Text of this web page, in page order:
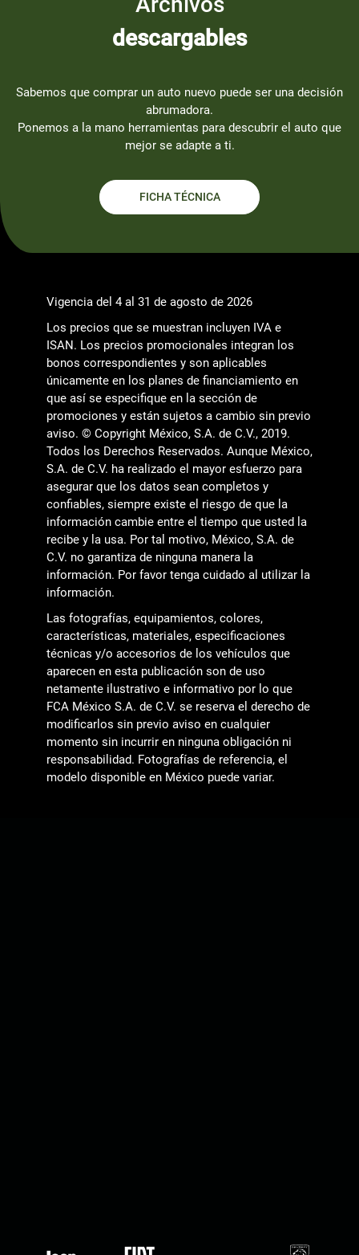
descargables
Sabemos que comprar un auto nuevo puede ser una decisión
abrumadora.
Ponemos a la mano herramientas para descubrir el auto que
mejor se adapte a ti.
FICHA TÉCNICA
Vigencia del 4 al 31 de agosto de 2026
Los precios que se muestran incluyen IVA e
ISAN. Los precios promocionales integran los
bonos correspondientes y son aplicables
únicamente en los planes de financiamiento en
que así se especifique en la sección de
promociones y están sujetos a cambio sin previo
aviso. © Copyright México, S.A. de C.V., 2019.
Todos los Derechos Reservados. Aunque México,
S.A. de C.V. ha realizado el mayor esfuerzo para
asegurar que los datos sean completos y
confiables, siempre existe el riesgo de que la
información cambie entre el tiempo que usted la
recibe y la usa. Por tal motivo, México, S.A. de
C.V. no garantiza de ninguna manera la
información. Por favor tenga cuidado al utilizar la
información.
Las fotografías, equipamientos, colores,
características, materiales, especificaciones
técnicas y/o accesorios de los vehículos que
aparecen en esta publicación son de uso
netamente ilustrativo e informativo por lo que
FCA México S.A. de C.V. se reserva el derecho de
modificarlos sin previo aviso en cualquier
momento sin incurrir en ninguna obligación ni
responsabilidad. Fotografías de referencia, el
modelo disponible en México puede variar.